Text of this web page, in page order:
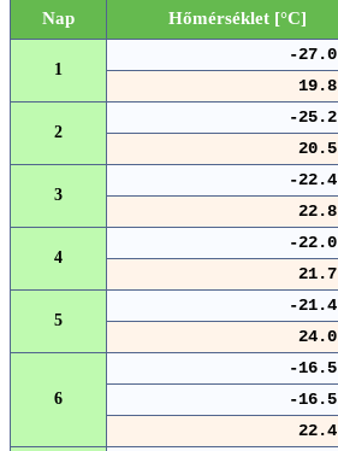
Nap Hőmérséklet [°C]
1
-27.0
19.8
2
-25.2
20.5
3
-22.4
22.8
4
-22.0
21.7
5
-21.4
24.0
6
-16.5
-16.5
22.4